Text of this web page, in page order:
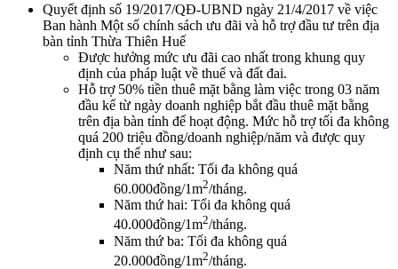
Quyết định số 19/2017/QĐ-UBND ngày 21/4/2017 về việc
Ban hành Một số chính sách ưu đãi và hỗ trợ đầu tư trên địa
bàn tỉnh Thừa Thiên Huế
Được hưởng mức ưu đãi cao nhất trong khung quy
định của pháp luật về thuế và đất đai.
Hỗ trợ 50% tiền thuê mặt bằng làm việc trong 03 năm
đầu kể từ ngày doanh nghiệp bắt đầu thuê mặt bằng
trên địa bàn tỉnh để hoạt động. Mức hỗ trợ tối đa không
quá 200 triệu đồng/doanh nghiệp/năm và được quy
định cụ thể như sau:
Năm thứ nhất: Tối đa không quá
60.000đồng/1m2/tháng.
Năm thứ hai: Tối đa không quá
40.000đồng/1m2/tháng.
Năm thứ ba: Tối đa không quá
20.000đồng/1m2/tháng.